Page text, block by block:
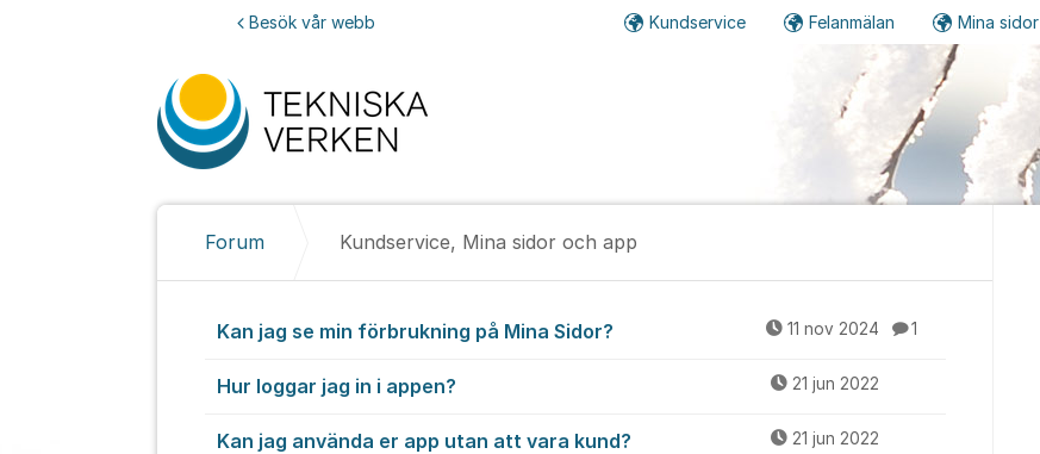
Besök vår webb Kundservice Felanmälan Mina sidor
Forum Kundservice, Mina sidor och app
Kundservice, Mina sidor och app
Kan jag se min förbrukning på Mina Sidor? 11 nov 2024 1
Hur loggar jag in i appen? 21 jun 2022
Kan jag använda er app utan att vara kund? 21 jun 2022